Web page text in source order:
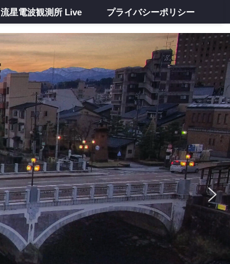
流星電波観測所 Live プライバシーポリシー